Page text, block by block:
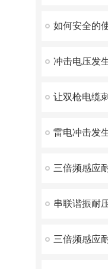
冲击电压发
雷电冲击发